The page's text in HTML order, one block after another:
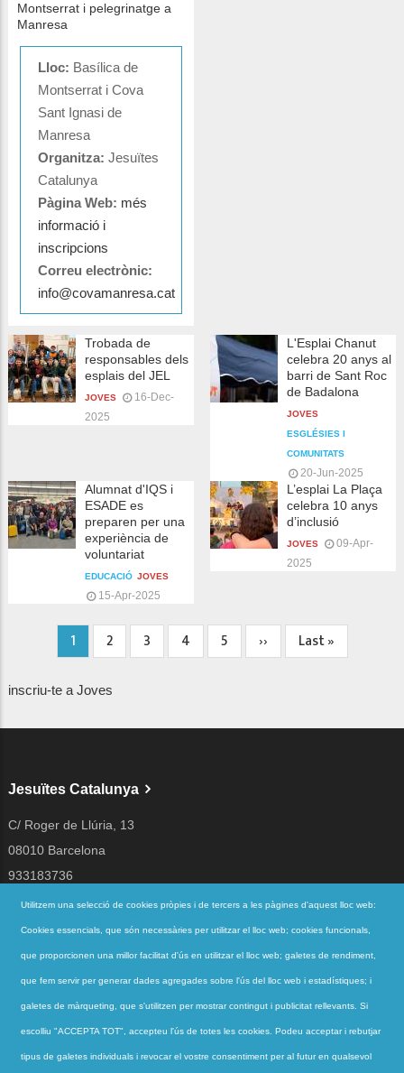
Montserrat i pelegrinatge a
Manresa
Lloc: Basílica de
Montserrat i Cova
Sant Ignasi de
Manresa
Organitza: Jesuïtes
Catalunya
Pàgina Web: més
informació i
inscripcions
Correu electrònic:
info@covamanresa.cat
Trobada de
responsables dels
esplais del JEL
JOVES
16-Dec-
2025
L'Esplai Chanut
celebra 20 anys al
barri de Sant Roc
de Badalona
JOVES
ESGLÉSIES I
COMUNITATS
20-Jun-2025
Alumnat d'IQS i
ESADE es
preparen per una
experiència de
voluntariat
EDUCACIÓ JOVES
15-Apr-2025
L’esplai La Plaça
celebra 10 anys
d’inclusió
JOVES
09-Apr-
2025
PaginacióPàgina
actual
1 Page
2 Page
3 Page
4 Page
5
Pàgina
següent
››
Última
pàgina
Last »
inscriu-te a Joves
Jesuïtes Catalunya
C/ Roger de Llúria, 13
08010 Barcelona
933183736
jesuites@jesuites.net
Segueix-nos a
QUI SOM
Utilitzem una selecció de cookies pròpies i de tercers a les pàgines d'aquest lloc web:
Cookies essencials, que són necessàries per utilitzar el lloc web; cookies funcionals,
que proporcionen una millor facilitat d'ús en utilitzar el lloc web; galetes de rendiment,
que fem servir per generar dades agregades sobre l'ús del lloc web i estadístiques; i
galetes de màrqueting, que s'utilitzen per mostrar contingut i publicitat rellevants. Si
escolliu "ACCEPTA TOT", accepteu l'ús de totes les cookies. Podeu acceptar i rebutjar
tipus de galetes individuals i revocar el vostre consentiment per al futur en qualsevol